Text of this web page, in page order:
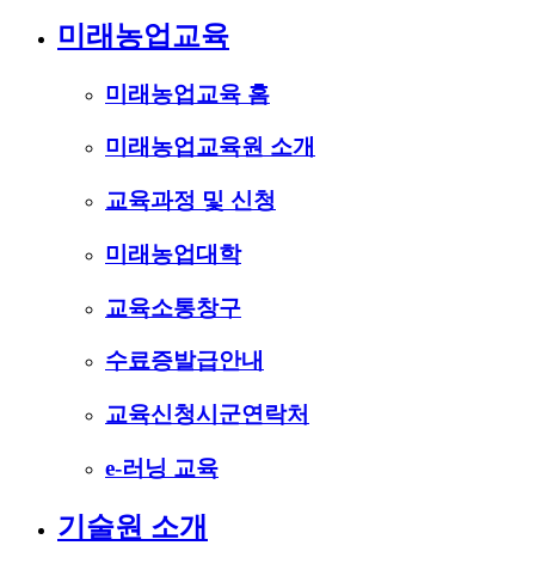
미래농업교육
미래농업교육 홈
미래농업교육원 소개
교육과정 및 신청
미래농업대학
교육소통창구
수료증발급안내
교육신청시군연락처
e-러닝 교육
기술원 소개